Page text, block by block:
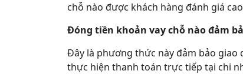
chỗ nào được khách hàng đánh giá
Đóng tiền khoản vay chỗ nào đảm
Đây là phương thức này đảm bảo giao
thực hiện thanh toán trực tiếp tại chi